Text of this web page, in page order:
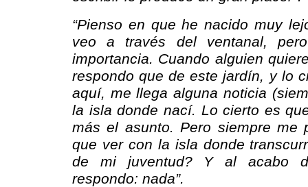
“Pienso en que he nacido muy
veo a través del ventanal,
importancia. Cuando alguien
respondo que de este jardín, y lo
aquí, me llega alguna noticia
la isla donde nací. Lo cierto es
más el asunto. Pero siempre me
que ver con la isla donde
de mi juventud? Y al acabo
respondo: nada”.